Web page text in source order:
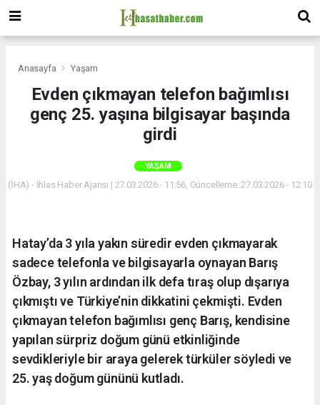
Anasayfa Yaşam
Evden çıkmayan telefon bağımlısı
genç 25. yaşına bilgisayar başında
girdi
YAŞAM
(İHA) - İhlas Haber Ajansı | 27.03.2026 - 11:56, Güncelleme: 27.03.2026 - 12:10
Hatay’da 3 yıla yakın süredir evden çıkmayarak
sadece telefonla ve bilgisayarla oynayan Barış
Özbay, 3 yılın ardından ilk defa tıraş olup dışarıya
çıkmıştı ve Türkiye’nin dikkatini çekmişti. Evden
çıkmayan telefon bağımlısı genç Barış, kendisine
yapılan sürpriz doğum günü etkinliğinde
sevdikleriyle bir araya gelerek türküler söyledi ve
25. yaş doğum gününü kutladı.